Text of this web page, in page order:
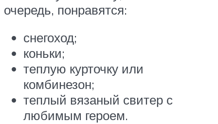
очередь, понравятся:
снегоход;
коньки;
теплую курточку или
комбинезон;
теплый вязаный свитер с
любимым героем.